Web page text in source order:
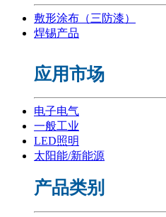
敷形涂布（三防漆）
焊锡产品
应用市场
电子电气
一般工业
LED照明
太阳能/新能源
产品类别